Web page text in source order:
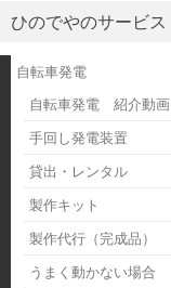
ひのでやのサービス
自転車発電
自転車発電 紹介動画
手回し発電装置
貸出・レンタル
製作キット
製作代行（完成品）
うまく動かない場合